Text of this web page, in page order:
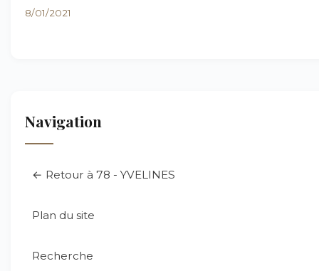
8/01/2021
Navigation
← Retour à 78 - YVELINES
Plan du site
Recherche